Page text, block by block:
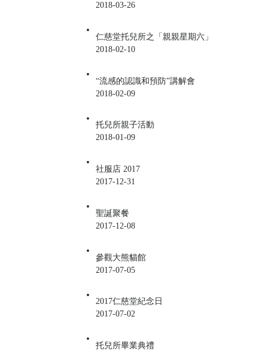
2018-03-26
仁慈堂托兒所之「親親星期六」
2018-02-10
“流感的認識和預防”講解會
2018-02-09
托兒所親子活動
2018-01-09
社服店 2017
2017-12-31
聖誕聚餐
2017-12-08
參觀大熊貓館
2017-07-05
2017仁慈堂紀念日
2017-07-02
托兒所畢業典禮